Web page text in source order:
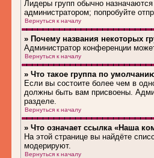
Лидеры групп обычно
администратором; попробуйте
Вернуться к началу
» Почему названия некоторых
Администратор конференции
Вернуться к началу
» Что такое группа по
Если вы состоите более чем в
должны быть вам присвоены.
разделе.
Вернуться к началу
» Что означает ссылка «Наша
На этой странице вы найдёте
модерируют.
Вернуться к началу